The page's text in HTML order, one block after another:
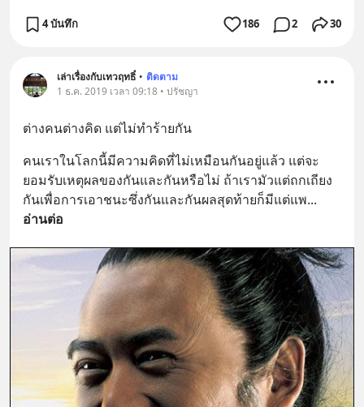
4 บันทึก 186 2 30
เล่าเรื่องกับเทวฤทธิ์ • ติดตาม
1 ธ.ค. 2019 เวลา 09:18 • ปรัชญา
ต่างคนต่างคิด แต่ไม่ทำร้ายกัน
คนเราในโลกนี้มีความคิดที่ไม่เหมือนกันอยู่แล้ว แต่จะ
ยอมรับเหตุผลของกันและกันหรือไม่ ถ้าเรามัวแต่ถกเถียง
กันเพื่อการเอาชนะซึ่งกันและกันผลสุดท้ายก็มีแต่แพ
อ่านต่อ